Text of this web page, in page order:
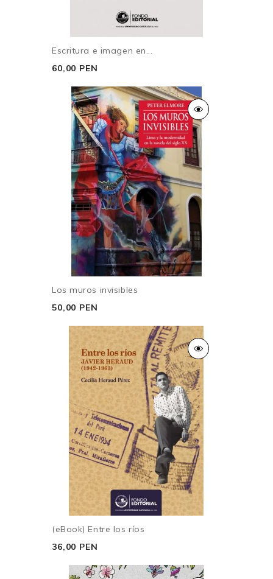
Escritura e imagen en...
60,00 PEN
Los muros invisibles
50,00 PEN
(eBook) Entre los ríos
36,00 PEN